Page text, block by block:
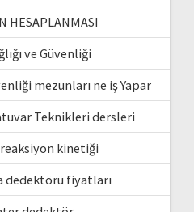
HESAPLANMASI
ve Güvenliği
mezunları ne iş Yapar
Teknikleri dersleri
kinetiği
dedektörü fiyatları